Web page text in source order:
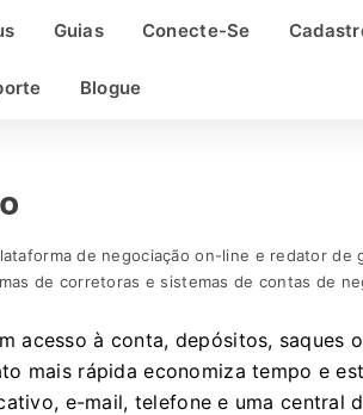
Guias Conecte-Se
Blogue
de negociação on-line e redator de
de corretoras e sistemas de contas de
acesso à conta, depósitos, saques
mais rápida economiza tempo e
e-mail, telefone e uma central